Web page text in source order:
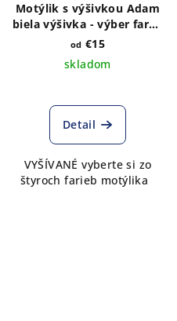
Motýlik s výšivkou Adam
biela výšivka - výber farby
látky
od €15
skladom
Detail
VYŠÍVANÉ vyberte si zo
štyroch farieb motýlika